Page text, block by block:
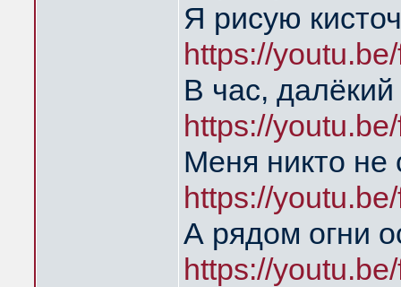
Я рисую
https://
В час, далёкий
https://
Меня никто
https://
А рядом огни
https://